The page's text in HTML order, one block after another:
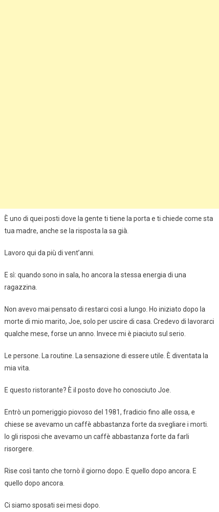
È uno di quei posti dove la gente ti tiene la porta e ti chiede come sta
tua madre, anche se la risposta la sa già.
Lavoro qui da più di vent’anni.
E sì: quando sono in sala, ho ancora la stessa energia di una
ragazzina.
Non avevo mai pensato di restarci così a lungo. Ho iniziato dopo la
morte di mio marito, Joe, solo per uscire di casa. Credevo di lavorarci
qualche mese, forse un anno. Invece mi è piaciuto sul serio.
Le persone. La routine. La sensazione di essere utile. È diventata la
mia vita.
E questo ristorante? È il posto dove ho conosciuto Joe.
Entrò un pomeriggio piovoso del 1981, fradicio fino alle ossa, e
chiese se avevamo un caffè abbastanza forte da svegliare i morti.
Io gli risposi che avevamo un caffè abbastanza forte da farli
risorgere.
Rise così tanto che tornò il giorno dopo. E quello dopo ancora. E
quello dopo ancora.
Ci siamo sposati sei mesi dopo.